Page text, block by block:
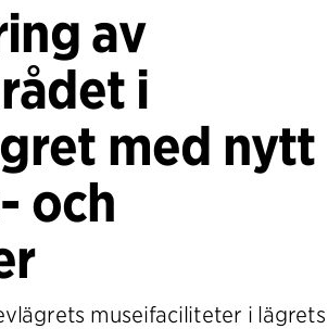
av
i
med nytt
och
museifaciliteter i lägrets